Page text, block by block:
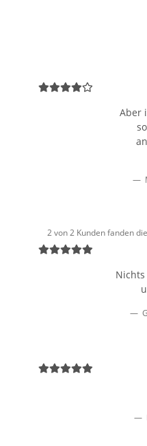
Aber
2 von 2 Kunden fanden